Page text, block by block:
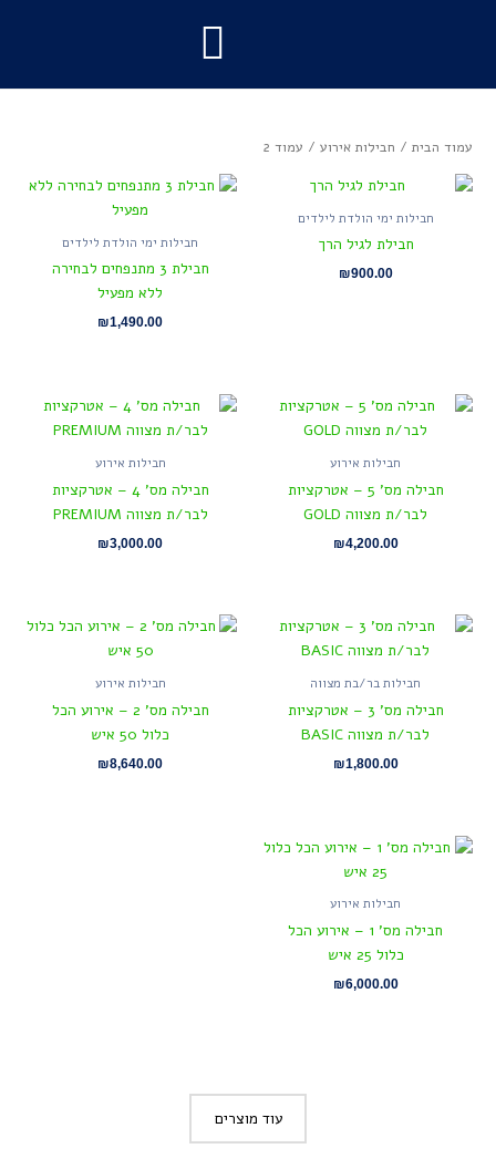
עמוד הבית / חבילות אירוע / עמוד 2
חבילות ימי הולדת לילדים
חבילת לגיל הרך
₪900.00
חבילות ימי הולדת לילדים
חבילת 3 מתנפחים לבחירה
ללא מפעיל
₪1,490.00
חבילות אירוע
חבילה מס' 5 – אטרקציות
לבר/ת מצווה GOLD
₪4,200.00
חבילות אירוע
חבילה מס' 4 – אטרקציות
לבר/ת מצווה PREMIUM
₪3,000.00
חבילות בר/בת מצווה
חבילה מס' 3 – אטרקציות
לבר/ת מצווה BASIC
₪1,800.00
חבילות אירוע
חבילה מס' 2 – אירוע הכל
כלול 50 איש
₪8,640.00
חבילות אירוע
חבילה מס' 1 – אירוע הכל
כלול 25 איש
₪6,000.00
עוד מוצרים